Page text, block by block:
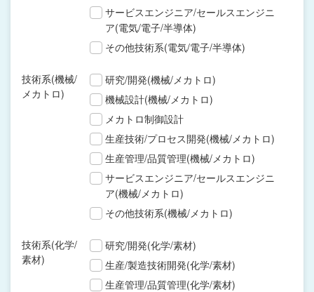
サービスエンジニア/セールスエンジニ
ア(電気/電子/半導体)
その他技術系(電気/電子/半導体)
技術系(機械/
メカトロ)
研究/開発(機械/メカトロ)
機械設計(機械/メカトロ)
メカトロ制御設計
生産技術/プロセス開発(機械/メカトロ)
生産管理/品質管理(機械/メカトロ)
サービスエンジニア/セールスエンジニ
ア(機械/メカトロ)
その他技術系(機械/メカトロ)
技術系(化学/
素材)
研究/開発(化学/素材)
生産/製造技術開発(化学/素材)
生産管理/品質管理(化学/素材)